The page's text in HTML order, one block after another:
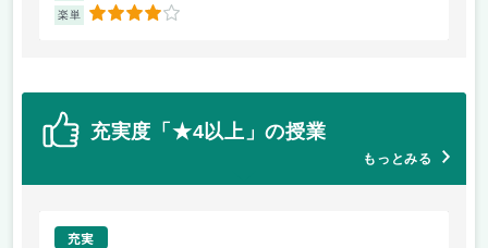
楽単 4
充実度「★4以上」の授業
もっとみる
充実